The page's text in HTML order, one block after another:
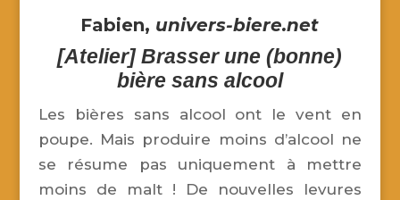
Fabien, univers-biere.net
[Atelier] Brasser une (bonne)
bière sans alcool
Les bières sans alcool ont le vent en
poupe. Mais produire moins d’alcool ne
se résume pas uniquement à mettre
moins de malt ! De nouvelles levures